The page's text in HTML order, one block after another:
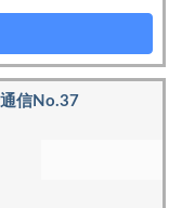
信No.37